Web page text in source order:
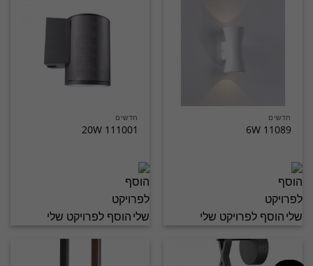
חדשים
11089 6W
הוסף לפרויקט שלי
חדשים
111001 20W
הוסף לפרויקט שלי